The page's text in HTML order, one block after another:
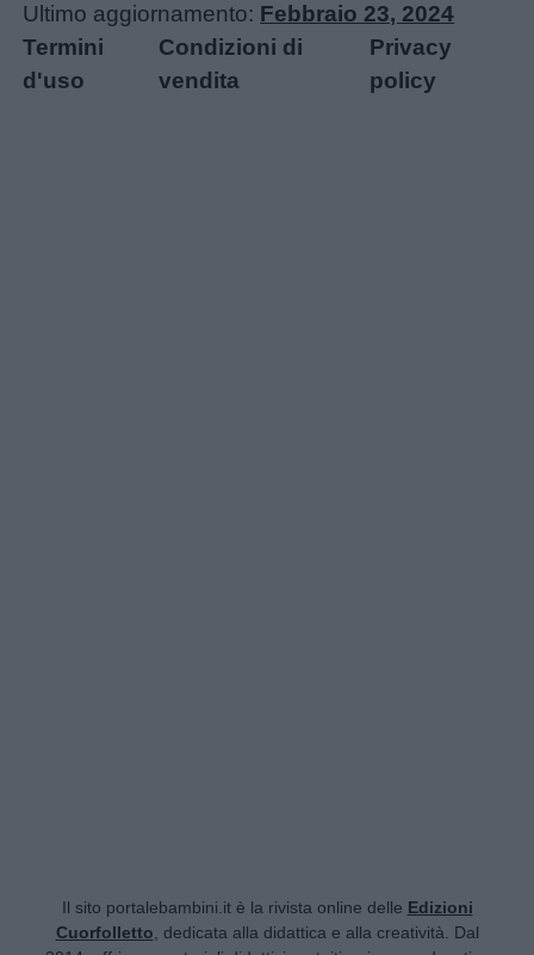
Ultimo aggiornamento: Febbraio 23, 2024
Termini
d'uso
Condizioni di
vendita
Privacy
policy
Il sito portalebambini.it è la rivista online delle Edizioni
Cuorfolletto , dedicata alla didattica e alla creatività. Dal